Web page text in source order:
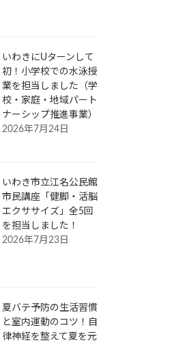
いわきにUターンして
初！小学校での水泳授
業を担当しました（学
校・家庭・地域パート
ナーシップ推進事業）
2026年7月24日
いわき市立江名公民館
市民講座「健脚・活脳
エクササイズ」全5回
を担当しました！
2026年7月23日
夏バテ予防の生活習慣
と室内運動のコツ！自
律神経を整えて夏を元